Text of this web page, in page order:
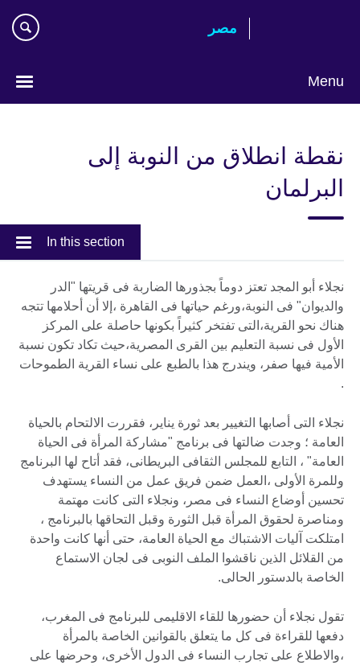
مصر‎
Menu
نقطة انطلاق من النوبة إلى
البرلمان
In this section
نجلاء أبو المجد تعتز دوماً بجذورها الضاربة فى قريتها "الدر
والديوان" فى النوبة،ورغم حياتها فى القاهرة ،إلا أن أحلامها تتجه
هناك نحو القرية،التى تفتخر كثيراً بكونها حاصلة على المركز
الأول فى نسبة التعليم بين القرى المصرية،حيث تكاد تكون نسبة
الأمية فيها صفر، ويندرج هذا بالطبع على نساء القرية الطموحات
.
نجلاء التى أصابها التغيير بعد ثورة يناير، فقررت الالتحام بالحياة
العامة ؛ وجدت ضالتها فى برنامج "مشاركة المرأة فى الحياة
العامة" ، التابع للمجلس الثقافى البريطانى، فقد أتاح لها البرنامج
وللمرة الأولى ،العمل ضمن فريق عمل من النساء يستهدف
تحسين أوضاع النساء فى مصر، ونجلاء التى كانت مهتمة
ومناصرة لحقوق المرأة قبل الثورة وقبل التحاقها بالبرنامج ،
امتلكت آليات الاشتباك مع الحياة العامة، حتى أنها كانت واحدة
من القلائل الذين ناقشوا الملف النوبى فى لجان الاستماع
الخاصة بالدستور الحالى.
تقول نجلاء أن حضورها للقاء الاقليمى للبرنامج فى المغرب،
دفعها للقراءة فى كل ما يتعلق بالقوانين الخاصة بالمرأة
،والاطلاع على تجارب النساء فى الدول الأخرى، وحرضها على